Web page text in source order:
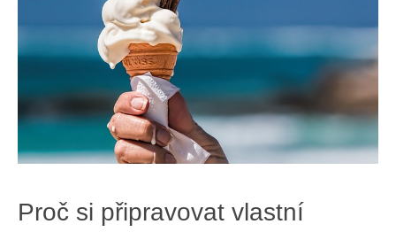
Proč si připravovat vlastní